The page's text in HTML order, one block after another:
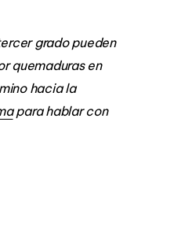
grado pueden
quemaduras en
hacia la
para hablar con